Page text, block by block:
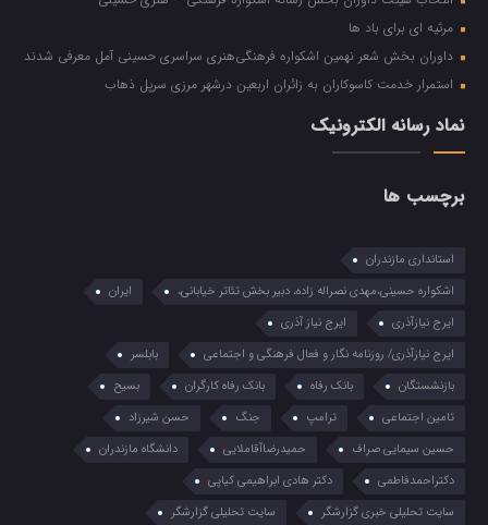
مرثیه ای برای باد ها
داوران بخش شعر نهمین اشکواره فرهنگی‌هنری سراسری حسینی آمل معرفی شدند
استمرار خدمت کاسوکاران به زائران اربعین درشهر مرزی سرپل ذهاب
نماد رسانه الکترونیک
برچسب ها
استانداری مازندران
اشکواره حسینی،مهدی نصراله زاده، دبیر بخش تئاتر خیابانی،
ایران
ایرج نیازآذری
ایرج نیاز آذری
ایرج نیازآذری/ روزنامه نگار و فعال فرهنگی و اجتماعی
بابلسر
بازنشستگان
بانک رفاه بانک رفاه کارگران
بسیح
تامین اجتماعی
ترامپ جنگ
حسن شیرزاد
حسین سیمایی صراف
حمیدرضاآقاملایی
دانشگاه مازندران
دکتراحمدفاطمی
دکتر هادی ابراهیمی کیاپی
سایت تحلیلی خبری گزارشگر
سایت تحلیلی گزارشگر